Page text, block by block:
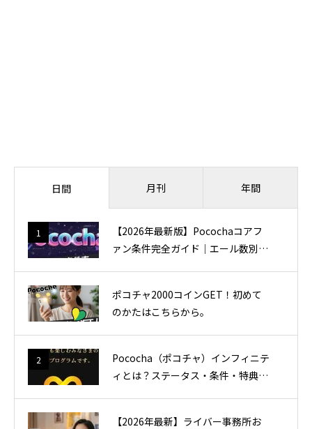
日間 月刊 年間
1
【2026年最新版】Pocochaコアフ
ァン条件完全ガイド｜エール数別一
ポコチャ2000コインGET！初めて
のかたはこちらから。
2
Pococha（ポコチャ）インフィニテ
ィとは？ステータス・条件・特典を
【2026年最新】ライバー事務所お